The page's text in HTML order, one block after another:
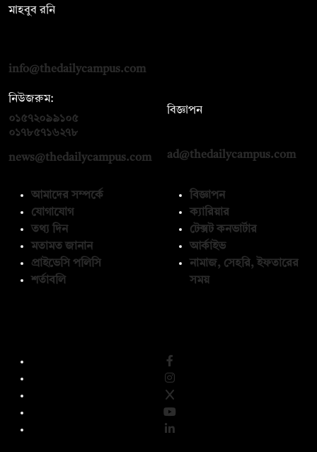
মাহবুব রনি
info@thedailycampus.com
নিউজরুম:
০১৫৭২০৯৯১০৫
০১৭৮৫৭১৬২৭৮
news@thedailycampus.com
বিজ্ঞাপন
ad@thedailycampus.com
আমাদের সম্পর্কে
যোগাযোগ
তথ্য দিন
মতামত জানান
প্রাইভেসি পলিসি
শর্তাবলি
বিজ্ঞাপন
ক্যারিয়ার
টেক্সট কনভার্টার
আর্কাইভ
নামাজ, সেহরি, ইফতারের
সময়